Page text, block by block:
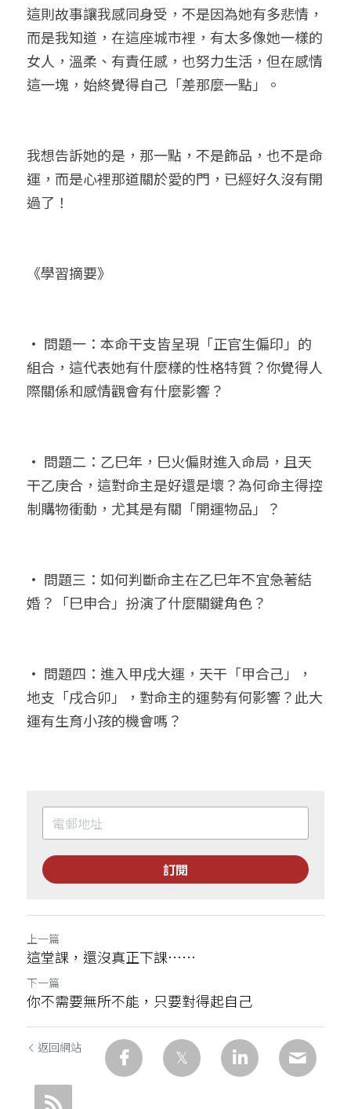
這則故事讓我感同身受，不是因為她有多悲情，
而是我知道，在這座城市裡，有太多像她一樣的
女人，溫柔、有責任感，也努力生活，但在感情
這一塊，始終覺得自己「差那麼一點」。
我想告訴她的是，那一點，不是飾品，也不是命
運，而是心裡那道關於愛的門，已經好久沒有開
過了！
《學習摘要》
• 問題一：本命干支皆呈現「正官生偏印」的
組合，這代表她有什麼樣的性格特質？你覺得人
際關係和感情觀會有什麼影響？
• 問題二：乙巳年，巳火偏財進入命局，且天
干乙庚合，這對命主是好還是壞？為何命主得控
制購物衝動，尤其是有關「開運物品」？
• 問題三：如何判斷命主在乙巳年不宜急著結
婚？「巳申合」扮演了什麼關鍵角色？
• 問題四：進入甲戌大運，天干「甲合己」，
地支「戌合卯」，對命主的運勢有何影響？此大
運有生育小孩的機會嗎？
訂閱
上一篇
這堂課，還沒真正下課……
下一篇
你不需要無所不能，只要對得起自己
返回網站